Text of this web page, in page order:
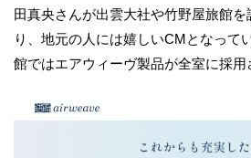
田真央さんが出雲大社や竹野屋旅館
り、地元の人には嬉しいCMとなって
館ではエアウィーヴ製品が全室に採用